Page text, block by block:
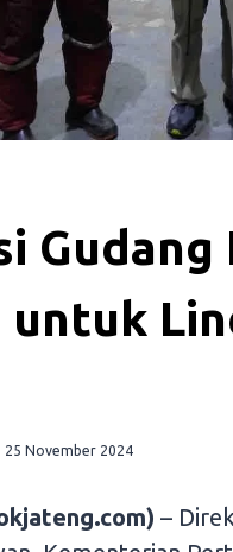
untuk
25 November 2024
–